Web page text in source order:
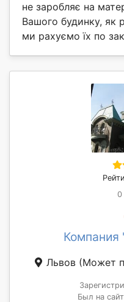
не заробляє на
Вашого будинку, як
ми рахуємо їх по
0
Компания
Львов (Может
Был на